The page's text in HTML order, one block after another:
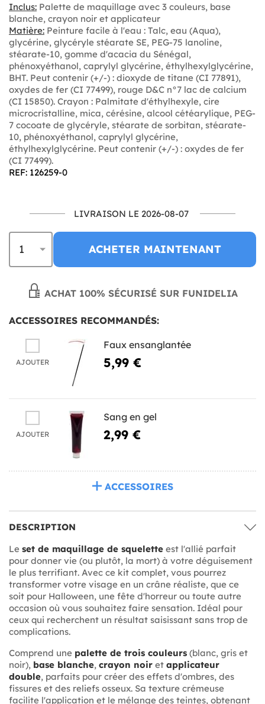
Inclus: Palette de maquillage avec 3 couleurs, base
blanche, crayon noir et applicateur
Matière: Peinture facile à l'eau : Talc, eau (Aqua),
glycérine, glycéryle stéarate SE, PEG-75 lanoline,
stéarate-10, gomme d'acacia du Sénégal,
phénoxyéthanol, caprylyl glycérine, éthylhexylglycérine,
BHT. Peut contenir (+/-) : dioxyde de titane (CI 77891),
oxydes de fer (CI 77499), rouge D&C n°7 lac de calcium
(CI 15850). Crayon : Palmitate d'éthylhexyle, cire
microcristalline, mica, cérésine, alcool cétéarylique, PEG-
7 cocoate de glycéryle, stéarate de sorbitan, stéarate-
10, phénoxyéthanol, caprylyl glycérine,
éthylhexylglycérine. Peut contenir (+/-) : oxydes de fer
(CI 77499).
REF: 126259-0
LIVRAISON LE 2026-08-07
ACHETER MAINTENANT
ACHAT 100% SÉCURISÉ SUR FUNIDELIA
ACCESSOIRES RECOMMANDÉS:
AJOUTER
Faux ensanglantée
5,99 €
AJOUTER
Sang en gel
2,99 €
ACCESSOIRES
DESCRIPTION
Le set de maquillage de squelette est l'allié parfait
pour donner vie (ou plutôt, la mort) à votre déguisement
le plus terrifiant. Avec ce kit complet, vous pourrez
transformer votre visage en un crâne réaliste, que ce
soit pour Halloween, une fête d'horreur ou toute autre
occasion où vous souhaitez faire sensation. Idéal pour
ceux qui recherchent un résultat saisissant sans trop de
complications.
Comprend une palette de trois couleurs (blanc, gris et
noir), base blanche, crayon noir et applicateur
double, parfaits pour créer des effets d'ombres, des
fissures et des reliefs osseux. Sa texture crémeuse
facilite l'application et le mélange des teintes, obtenant